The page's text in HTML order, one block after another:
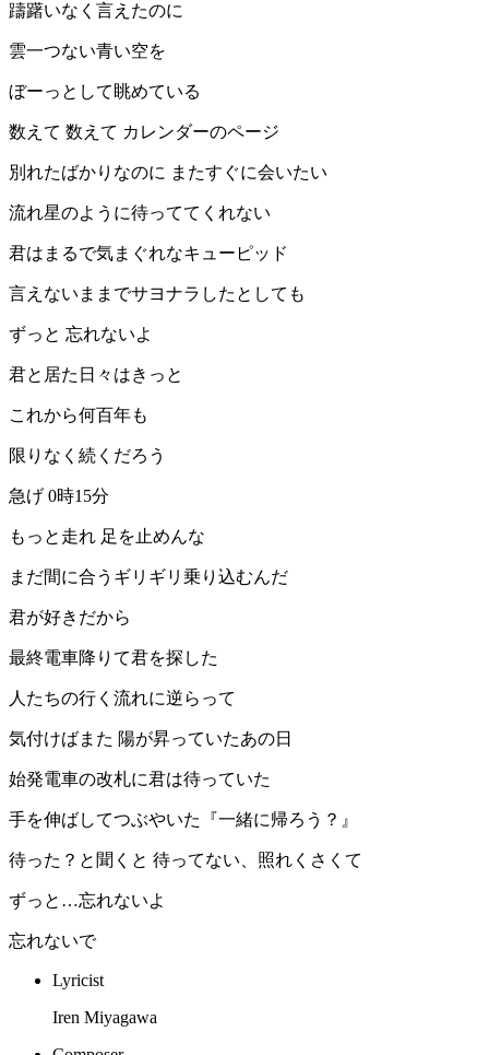
躊躇いなく言えたのに
雲一つない青い空を
ぼーっとして眺めている
数えて 数えて カレンダーのページ
別れたばかりなのに またすぐに会いたい
流れ星のように待っててくれない
君はまるで気まぐれなキューピッド
言えないままでサヨナラしたとしても
ずっと 忘れないよ
君と居た日々はきっと
これから何百年も
限りなく続くだろう
急げ 0時15分
もっと走れ 足を止めんな
まだ間に合うギリギリ乗り込むんだ
君が好きだから
最終電車降りて君を探した
人たちの行く流れに逆らって
気付けばまた 陽が昇っていたあの日
始発電車の改札に君は待っていた
手を伸ばしてつぶやいた『一緒に帰ろう？』
待った？と聞くと 待ってない、照れくさくて
ずっと…忘れないよ
忘れないで
Lyricist
Iren Miyagawa